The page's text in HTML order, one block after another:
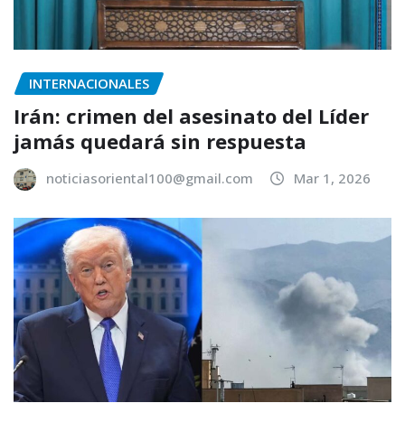
INTERNACIONALES
Irán: crimen del asesinato del Líder
jamás quedará sin respuesta
noticiasoriental100@gmail.com Mar 1, 2026